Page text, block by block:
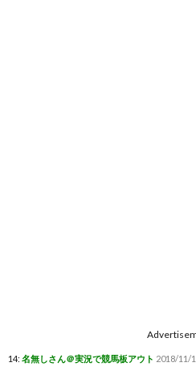
14: 名無しさん＠実況で競馬板アウト 2018/11/